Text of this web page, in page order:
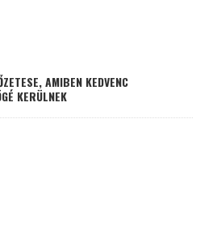
AMIBEN KEDVENC
KERÜLNEK